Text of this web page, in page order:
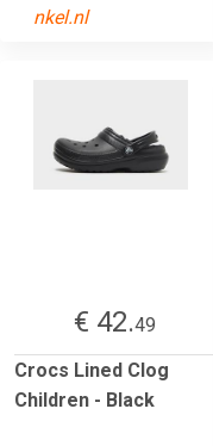
nkel.nl
€ 42.49
Crocs Lined Clog
Children - Black